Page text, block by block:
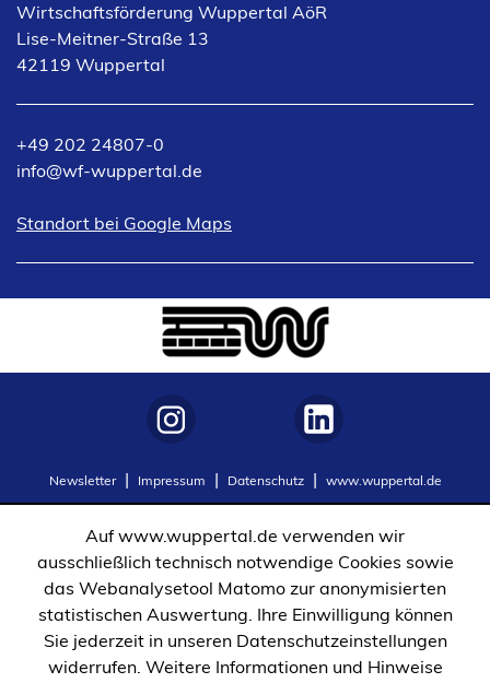
Wirtschaftsförderung Wuppertal AöR
Lise-Meitner-Straße 13
42119 Wuppertal
+49 202 24807-0
info
wf-wuppertal de
Standort bei Google Maps
(Öffnet
neuen
Newsletter
in
Impressum Datenschutz www.wuppertal.de
in
Auf www.wuppertal.de verwenden wir
ausschließlich technisch notwendige Cookies sowie
das Webanalysetool Matomo zur anonymisierten
statistischen Auswertung. Ihre Einwilligung können
Sie jederzeit in unseren Datenschutzeinstellungen
widerrufen. Weitere Informationen und Hinweise